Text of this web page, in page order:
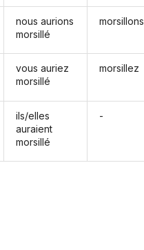
nous aurions
morsillé
vous auriez
morsillé
ils/elles
auraient
morsillé
morsillons
morsillez
-